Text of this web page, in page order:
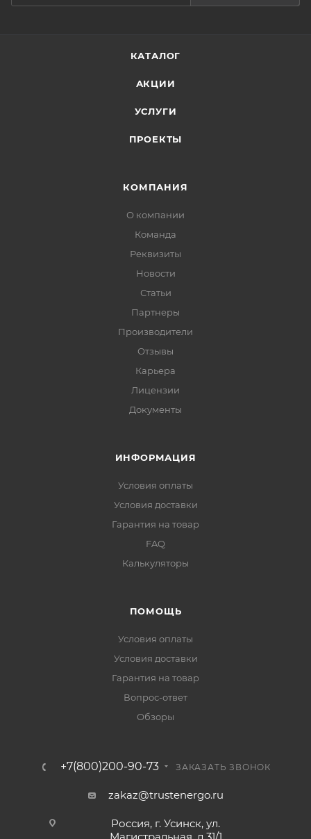
КАТАЛОГ
АКЦИИ
УСЛУГИ
ПРОЕКТЫ
КОМПАНИЯ
О компании
Команда
Реквизиты
Новости
Статьи
Партнеры
Производители
Отзывы
Карьера
Лицензии
Документы
ИНФОРМАЦИЯ
Условия оплаты
Условия доставки
Гарантия на товар
FAQ
Калькуляторы
ПОМОЩЬ
Условия оплаты
Условия доставки
Гарантия на товар
Вопрос-ответ
Обзоры
+7(800)200-90-73 ЗАКАЗАТЬ ЗВОНОК
zakaz@trustenergo.ru
Россия, г. Усинск, ул.